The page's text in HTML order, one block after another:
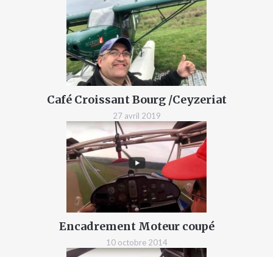
Café Croissant Bourg /Ceyzeriat
27 avril 2019
Encadrement Moteur coupé
10 octobre 2014